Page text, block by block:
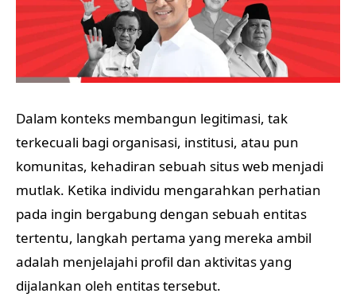
Dalam konteks membangun legitimasi, tak
terkecuali bagi organisasi, institusi, atau pun
komunitas, kehadiran sebuah situs web menjadi
mutlak. Ketika individu mengarahkan perhatian
pada ingin bergabung dengan sebuah entitas
tertentu, langkah pertama yang mereka ambil
adalah menjelajahi profil dan aktivitas yang
dijalankan oleh entitas tersebut.